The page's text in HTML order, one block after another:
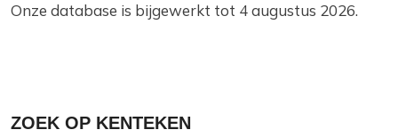
Onze database is bijgewerkt tot 4 augustus 2026.
ZOEK OP KENTEKEN